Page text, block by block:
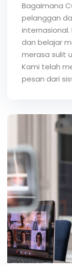
Bagaimana
pelanggan
dan belajar
merasa sulit
Kami telah
pesan dari